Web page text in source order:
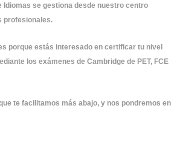
Idiomas se gestiona desde nuestro centro
profesionales.
porque estás interesado en certificar tu nivel
los exámenes de Cambridge de PET, FCE
te facilitamos más abajo, y nos pondremos en